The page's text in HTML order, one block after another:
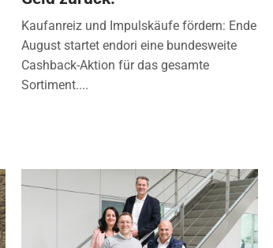
Kaufanreiz und Impulskäufe fördern: Ende
August startet endori eine bundesweite
Cashback-Aktion für das gesamte
Sortiment....